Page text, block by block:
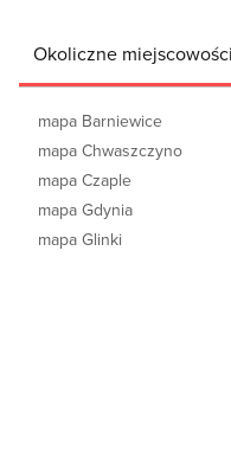
Okoliczne miejscowości
mapa Barniewice
mapa Chwaszczyno
mapa Czaple
mapa Gdynia
mapa Glinki